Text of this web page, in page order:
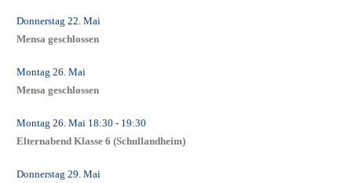
Donnerstag 22. Mai
Mensa geschlossen
Montag 26. Mai
Mensa geschlossen
Montag 26. Mai 18:30 - 19:30
Elternabend Klasse 6 (Schullandheim)
Donnerstag 29. Mai